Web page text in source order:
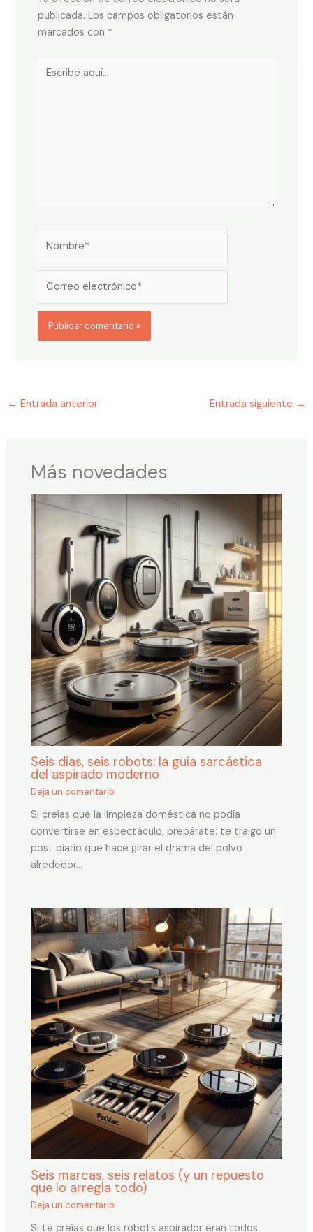
publicada. Los campos obligatorios están
marcados con *
electrónico*
← Entrada anterior Entrada siguiente →
Más novedades
Seis días, seis robots: la guía sarcástica
del aspirado moderno
Deja un comentario
Si creías que la limpieza doméstica no podía
convertirse en espectáculo, prepárate: te traigo un
post diario que hace girar el drama del polvo
alrededor…
Seis marcas, seis relatos (y un repuesto
que lo arregla todo)
Deja un comentario
Si te creías que los robots aspirador eran todos